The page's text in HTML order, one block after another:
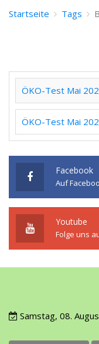
Startseite Tags
ÖKO-Test Mai
ÖKO-Test Mai
Facebook
Auf
Youtube
Folge uns
Samstag, 08.